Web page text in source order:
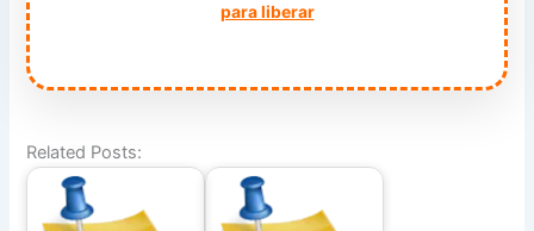
para liberar
Related Posts: